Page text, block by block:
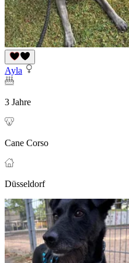
Ayla
3 Jahre
Cane Corso
Düsseldorf